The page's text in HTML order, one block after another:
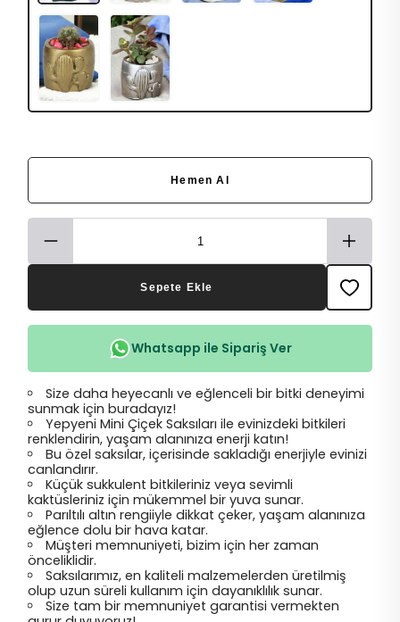
Hemen Al
Sepete Ekle
Whatsapp ile Sipariş Ver
Size daha heyecanlı ve eğlenceli bir bitki deneyimi
sunmak için buradayız!
Yepyeni Mini Çiçek Saksıları ile evinizdeki bitkileri
renklendirin, yaşam alanınıza enerji katın!
Bu özel saksılar, içerisinde sakladığı enerjiyle evinizi
canlandırır.
Küçük sukkulent bitkileriniz veya sevimli
kaktüsleriniz için mükemmel bir yuva sunar.
Parıltılı altın rengiiyle dikkat çeker, yaşam alanınıza
eğlence dolu bir hava katar.
Müşteri memnuniyeti, bizim için her zaman
önceliklidir.
Saksılarımız, en kaliteli malzemelerden üretilmiş
olup uzun süreli kullanım için dayanıklılık sunar.
Size tam bir memnuniyet garantisi vermekten